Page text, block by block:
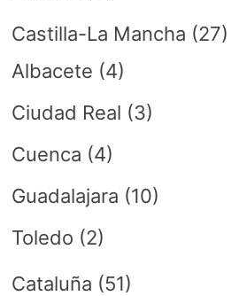
Castilla-La Mancha (27)
Albacete (4)
Ciudad Real (3)
Cuenca (4)
Guadalajara (10)
Toledo (2)
Cataluña (51)